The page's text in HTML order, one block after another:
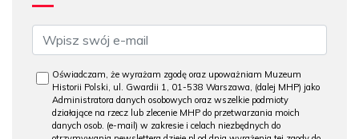
Oświadczam, że wyrażam zgodę oraz upoważniam Muzeum
Historii Polski, ul. Gwardii 1, 01-538 Warszawa, (dalej MHP) jako
Administratora danych osobowych oraz wszelkie podmioty
działające na rzecz lub zlecenie MHP do przetwarzania moich
danych osob. (e-mail) w zakresie i celach niezbędnych do